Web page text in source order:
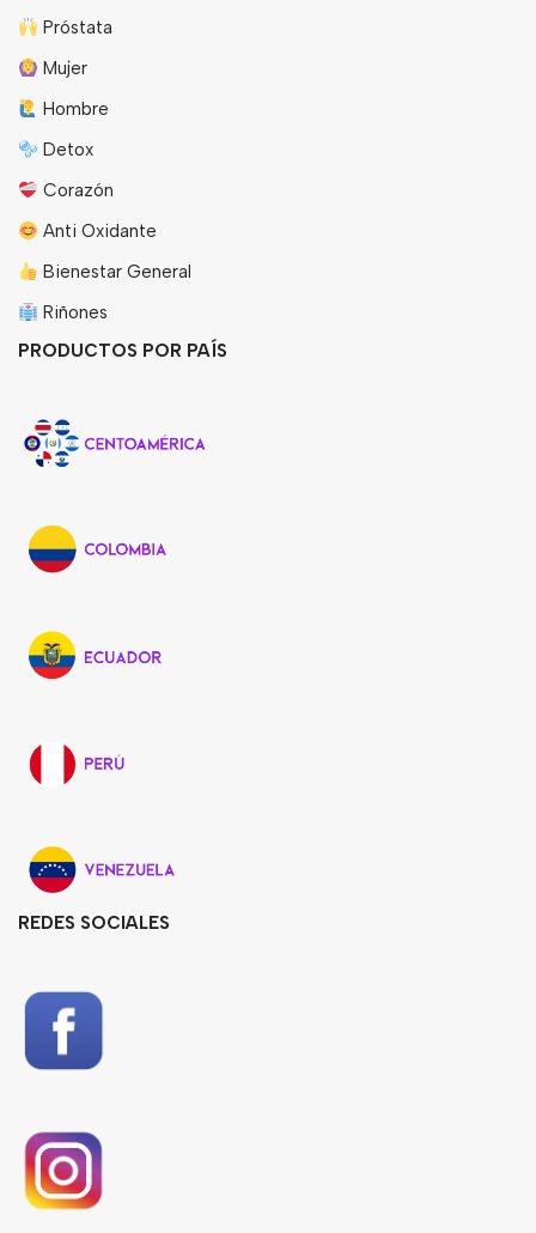
Próstata
Mujer
Hombre
Detox
Corazón
Anti Oxidante
Bienestar General
Riñones
PRODUCTOS POR PAÍS
REDES SOCIALES